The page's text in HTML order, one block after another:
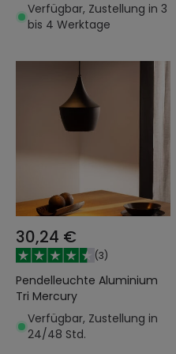
Verfügbar, Zustellung in 3
bis 4 Werktage
30,24 €
(3)
Pendelleuchte Aluminium
Tri Mercury
Verfügbar, Zustellung in
24/48 Std.